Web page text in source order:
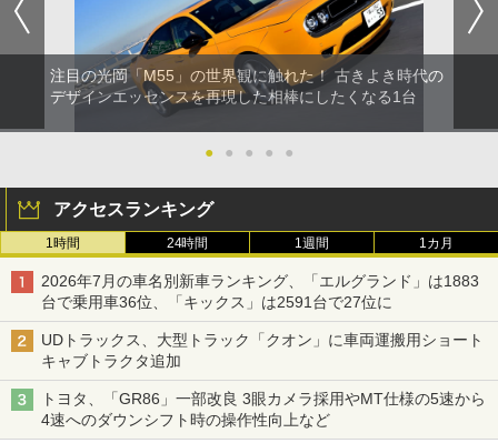
注目の光岡「M55」の世界観に触れた！ 古きよき時代の
デザインエッセンスを再現した相棒にしたくなる1台
● ● ● ● ●
アクセスランキング
1時間 24時間 1週間 1カ月
2026年7月の車名別新車ランキング、「エルグランド」は1883
台で乗用車36位、「キックス」は2591台で27位に
UDトラックス、大型トラック「クオン」に車両運搬用ショート
キャブトラクタ追加
トヨタ、「GR86」一部改良 3眼カメラ採用やMT仕様の5速から
4速へのダウンシフト時の操作性向上など